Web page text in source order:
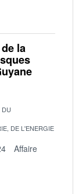
la
DE L'ENERGIE
Affaire